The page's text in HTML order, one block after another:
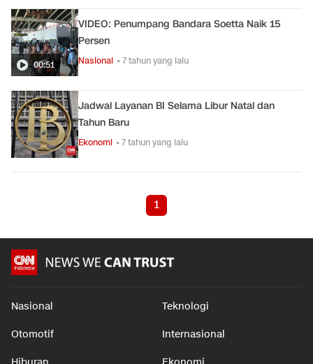
00:51
VIDEO: Penumpang Bandara Soetta Naik 15
Persen
Nasional • 7 tahun yang lalu
Jadwal Layanan BI Selama Libur Natal dan
Tahun Baru
Ekonomi • 7 tahun yang lalu
1
Nasional Teknologi
Otomotif Internasional